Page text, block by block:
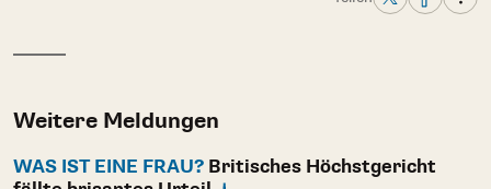
Weitere Meldungen
WAS IST EINE FRAU? Britisches Höchstgericht